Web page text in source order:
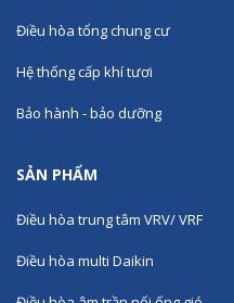
Điều hòa tổng chung cư
Hệ thống cấp khí tươi
Bảo hành - bảo dưỡng
SẢN PHẨM
Điều hòa trung tâm VRV/ VRF
Điều hòa multi Daikin